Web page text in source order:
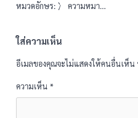
หมวดอักษร: 冫 ความหมา…
ใส่ความเห็น
อีเมลของคุณจะไม่แสดงให้คนอื่นเห็น
ความเห็น *